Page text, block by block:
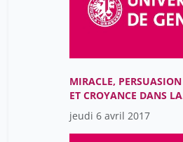
MIRACLE, PERSUASION
ET CROYANCE DANS LA
MÉDECINE (16E-21E
SIÈCLES)
jeudi 6 avril 2017